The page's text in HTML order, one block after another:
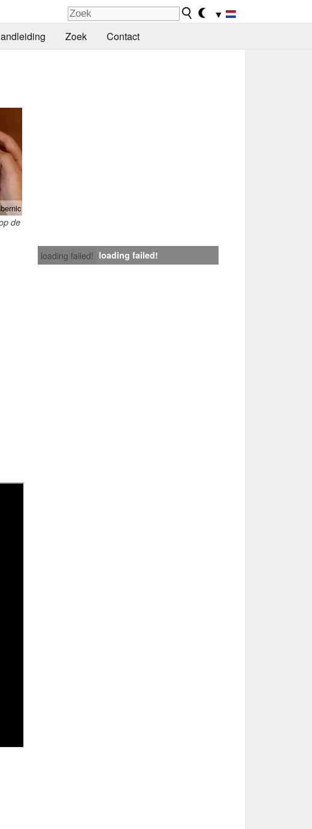
▼
Zoek Contact
de
loading failed! loading failed!